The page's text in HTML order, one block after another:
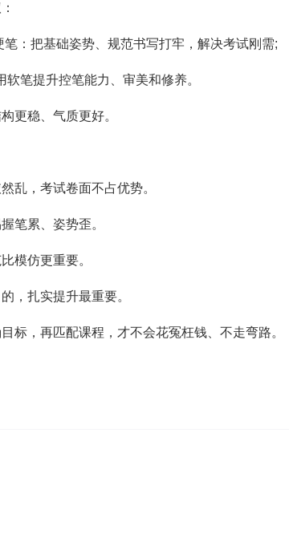
把基础姿势、规范书写打牢，解决考试刚需;
笔提升控笔能力、审美和修养。
稳、气质更好。
，考试卷面不占优势。
累、姿势歪。
模仿更重要。
扎实提升最重要。
目标，再匹配课程，才不会花冤枉钱、不走弯路。